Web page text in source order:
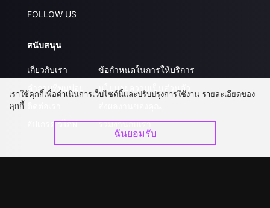
FOLLOW US
สนับสนุน
เกี่ยวกับเรา
คำถามที่พบบ่อย
อัปเกรด วีไอพี
ข้อกำหนดในการให้บริการ
นโยบายความเป็นส่วนตัว
ร่วมงานกับเรา
เราใช้คุกกี้เพื่อดำเนินการเว็บไซต์นี้และปรับปรุงการใช้งาน รายละเอียดของ
คุกกี้
ฉันยอมรับ